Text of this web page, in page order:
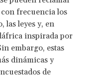
frecuencia los
las leyes y, en
inspirada por
embargo, estas
dinámicas y
de